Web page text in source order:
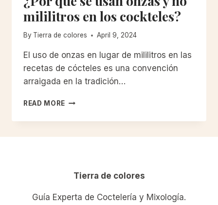
mililitros en los cockteles?
By Tierra de colores April 9, 2024
El uso de onzas en lugar de mililitros en las
recetas de cócteles es una convención
arraigada en la tradición…
READ MORE ¿POR
SE
MILILITROS
LOS
Tierra de colores
Guía Experta de Coctelería y Mixología.